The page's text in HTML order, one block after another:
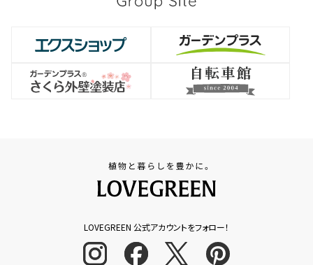
LOVEGREEN 公式アカウントをフォロー！